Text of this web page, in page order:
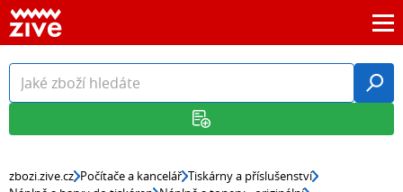
zbozi.zive.cz Počítače a kancelář Tiskárny a příslušenství